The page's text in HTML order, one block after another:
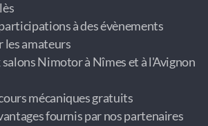
à des évènements
les amateurs
Nimotor à Nîmes et à l'Avignon
mécaniques gratuits
fournis par nos partenaires